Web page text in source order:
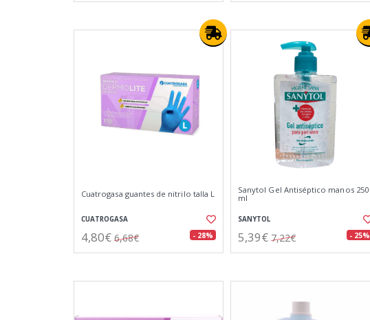
Cuatrogasa guantes de nitrilo talla L
CUATROGASA
4,80€ 6,68€ - 28%
Sanytol Gel Antiséptico manos 250
ml
SANYTOL
5,39€ 7,22€ - 25%